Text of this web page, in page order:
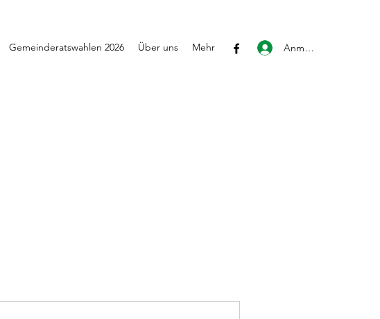
Gemeinderatswahlen 2026 Über uns Mehr Anmelden